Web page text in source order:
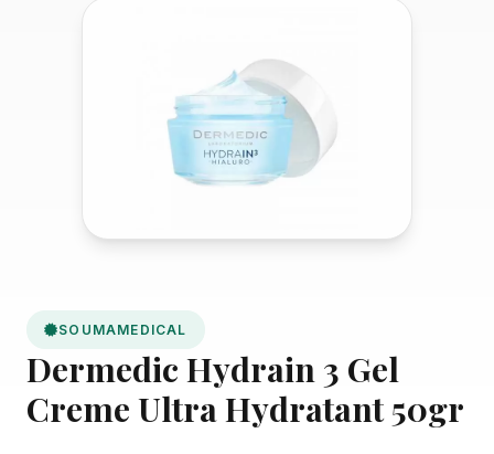
SOUMAMEDICAL
Dermedic Hydrain 3 Gel
Creme Ultra Hydratant 50gr